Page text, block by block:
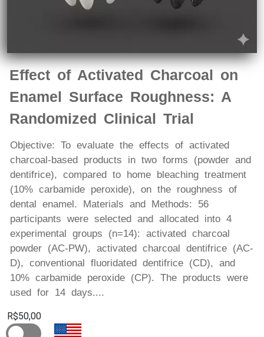
Effect of Activated Charcoal on
Enamel Surface Roughness: A
Randomized Clinical Trial
Objective: To evaluate the effects of activated
charcoal-based products in two forms (powder and
dentifrice), compared to home bleaching treatment
(10% carbamide peroxide), on the roughness of
dental enamel. Materials and Methods: 56
participants were selected and allocated into 4
experimental groups (n=14): activated charcoal
powder (AC-PW), activated charcoal dentifrice (AC-
D), conventional fluoridated dentifrice (CD), and
10% carbamide peroxide (CP). The products were
used for 14 days....
R$50,00